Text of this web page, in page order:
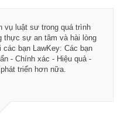
vụ luật sư trong quá trình
thực sự an tâm và hài lòng
bạn LawKey: Các bạn
- Chính xác - Hiệu quả -
triển hơn nữa.